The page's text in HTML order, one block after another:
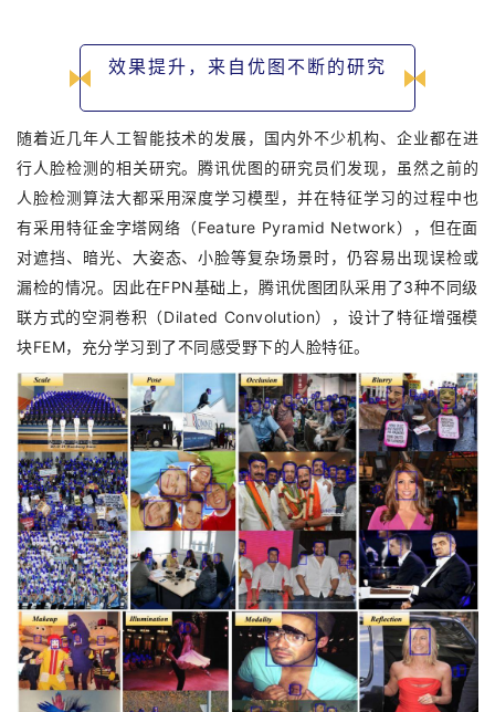
效果提升，来自优图不断的研究
随着近几年人工智能技术的发展，国内外不少机构、企业都在进
行人脸检测的相关研究。腾讯优图的研究员们发现，虽然之前的
人脸检测算法大都采用深度学习模型，并在特征学习的过程中也
有采用特征金字塔网络（Feature Pyramid Network），但在面
对遮挡、暗光、大姿态、小脸等复杂场景时，仍容易出现误检或
漏检的情况。因此在FPN基础上，腾讯优图团队采用了3种不同级
联方式的空洞卷积（Dilated Convolution），设计了特征增强模
块FEM，充分学习到了不同感受野下的人脸特征。